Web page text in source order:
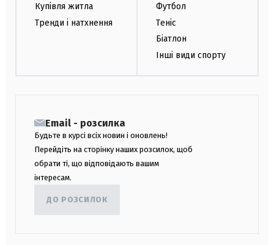
Купівля житла
Тренди і натхнення
Футбол
Теніс
Біатлон
Інші види спорту
Email - розсилка
Будьте в курсі всіх новин і оновлень!
Перейдіть на сторінку наших розсилок, щоб
обрати ті, що відповідають вашим
інтересам.
ДО РОЗСИЛОК